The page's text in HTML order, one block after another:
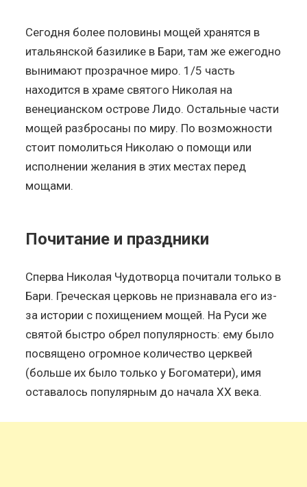
Сегодня более половины мощей хранятся в
итальянской базилике в Бари, там же ежегодно
вынимают прозрачное миро. 1/5 часть
находится в храме святого Николая на
венецианском острове Лидо. Остальные части
мощей разбросаны по миру. По возможности
стоит помолиться Николаю о помощи или
исполнении желания в этих местах перед
мощами.
Почитание и праздники
Сперва Николая Чудотворца почитали только в
Бари. Греческая церковь не признавала его из-
за истории с похищением мощей. На Руси же
святой быстро обрел популярность: ему было
посвящено огромное количество церквей
(больше их было только у Богоматери), имя
оставалось популярным до начала ХХ века.